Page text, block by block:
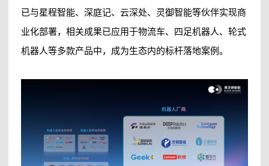
已与星程智能、深庭记、云深处、灵御智能等伙伴实现商
业化部署，相关成果已应用于物流车、四足机器人、轮式
机器人等多款产品中，成为生态内的标杆落地案例。